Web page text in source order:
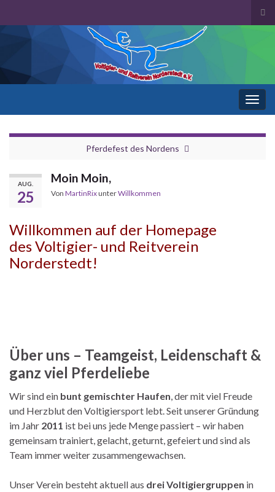
Search for:
Pferdefest des Nordens
AUG.
25
Moin Moin,
Von MartinRixunterWillkommen
Willkommen auf der Homepage
des Voltigier- und Reitverein
Norderstedt!
Über uns – Teamgeist, Leidenschaft &
ganz viel Pferdeliebe
Wir sind ein bunt gemischter Haufen , der mit viel Freude
und Herzblut den Voltigiersport lebt. Seit unserer Gründung
im Jahr 2011 ist bei uns jede Menge passiert – wir haben
gemeinsam trainiert, gelacht, geturnt, gefeiert und sind als
Team immer weiter zusammengewachsen.
Unser Verein besteht aktuell aus drei Voltigiergruppen in